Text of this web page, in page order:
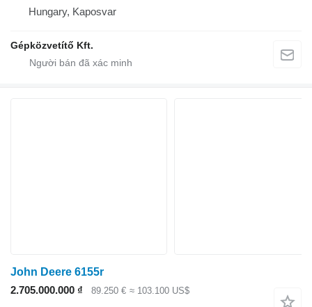
Hungary, Kaposvar
Gépközvetítő Kft.
John Deere 6155r
2.705.000.000 ₫
89.250 € ≈ 103.100 US$